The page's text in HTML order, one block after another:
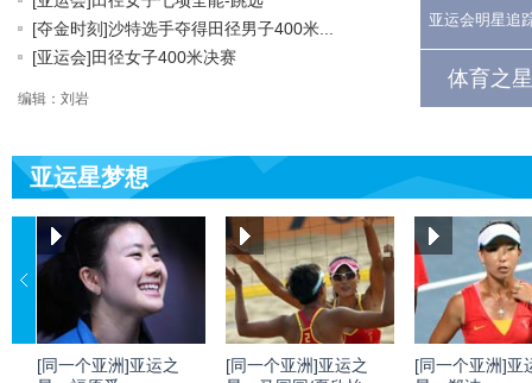
[夺金时刻]沙特选手夺得田径男子400米...
[亚运会]田径女子400米决赛
编辑：刘岩
亚运会明星追
体育之
亚运星梦想
[同一个亚洲]亚运之
[同一个亚洲]亚运之
[同一个亚洲]亚